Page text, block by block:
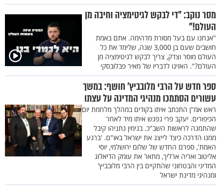
מסר נוקב: "די לבקש לגיטימציה וחיבה מן
העולם!"
"אנחנו עם בעל מסורת מדהימה. אתם באמת
חושבים שעם בן 3,000 שנה, שלימד את כל
העולם מוסר וצדק, צריך לבקש לגיטימציה מן
העולם?". האזינו לדבריו של מאיר פבלובסקי
ספר חדש על הרבי מלובביץ’ חושף: במשך
עשורים הסתמכו מנהיגי המדינה על עצתו
ראש אמ"ן התכתב איתו בקודים במהלך מלחמת יום
הכיפורים. יעקב פרי נפגש איתו מיד לאחר
שהתמנה לראשות השב"כ. בנימין נתניהו קיבל
ממנו הדרכה כיצד לייצג את ישראל באו"ם. 'ברגע
האמת', ספרם החדש של שלום ירושלמי, יוסי
אליטוב ואריה ארליך, מתאר את עומק הדיאלוג
המדיני והבטחוני שהתקיים בין הרבי מלובביץ'
ומנהיגי מדינת ישראל